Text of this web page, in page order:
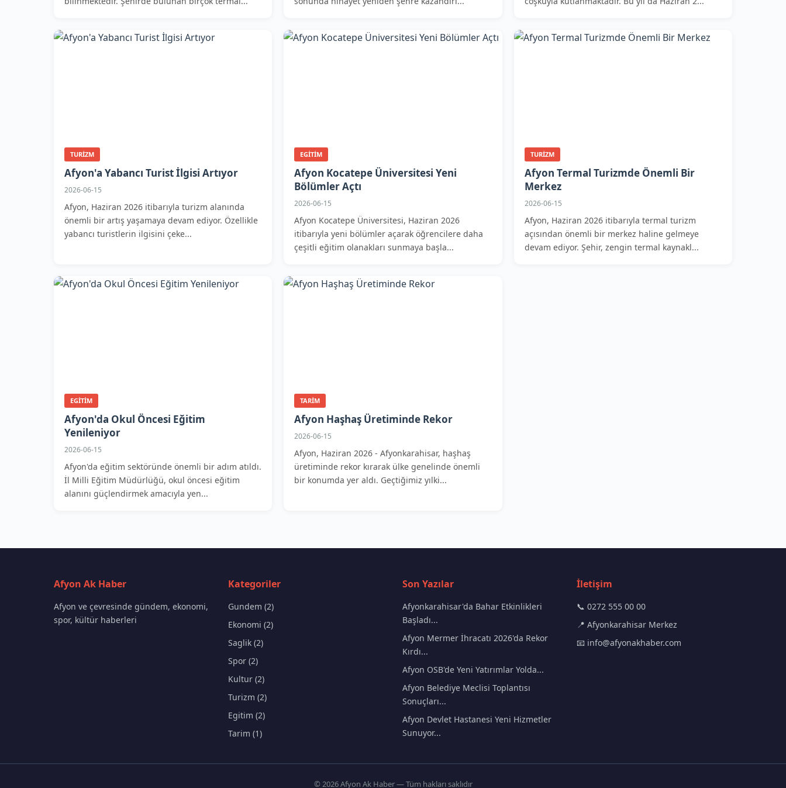
TURIZM
Afyon'a Yabancı Turist İlgisi Artıyor
2026-06-15
Afyon, Haziran 2026 itibarıyla turizm alanında
önemli bir artış yaşamaya devam ediyor. Özellikle
yabancı turistlerin ilgisini çeke...
EGITIM
Afyon Kocatepe Üniversitesi Yeni
Bölümler Açtı
2026-06-15
Afyon Kocatepe Üniversitesi, Haziran 2026
itibarıyla yeni bölümler açarak öğrencilere daha
çeşitli eğitim olanakları sunmaya başla...
TURIZM
Afyon Termal Turizmde Önemli Bir
Merkez
2026-06-15
Afyon, Haziran 2026 itibarıyla termal turizm
açısından önemli bir merkez haline gelmeye
devam ediyor. Şehir, zengin termal kaynakl...
EGITIM
Afyon'da Okul Öncesi Eğitim
Yenileniyor
2026-06-15
Afyon'da eğitim sektöründe önemli bir adım atıldı.
İl Milli Eğitim Müdürlüğü, okul öncesi eğitim
alanını güçlendirmek amacıyla yen...
TARIM
Afyon Haşhaş Üretiminde Rekor
2026-06-15
Afyon, Haziran 2026 - Afyonkarahisar, haşhaş
üretiminde rekor kırarak ülke genelinde önemli
bir konumda yer aldı. Geçtiğimiz yılki...
Afyon Ak Haber
Afyon ve çevresinde gündem, ekonomi,
spor, kültür haberleri
Kategoriler
Gundem (2)
Ekonomi (2)
Saglik (2)
Spor (2)
Kultur (2)
Turizm (2)
Egitim (2)
Tarim (1)
Son Yazılar
Afyonkarahisar'da Bahar Etkinlikleri
Başladı...
Afyon Mermer İhracatı 2026'da Rekor
Kırdı...
Afyon OSB'de Yeni Yatırımlar Yolda...
Afyon Belediye Meclisi Toplantısı
Sonuçları...
Afyon Devlet Hastanesi Yeni Hizmetler
Sunuyor...
İletişim
📞 0272 555 00 00
📍 Afyonkarahisar Merkez
📧 info@afyonakhaber.com
© 2026 Afyon Ak Haber — Tüm hakları saklıdır